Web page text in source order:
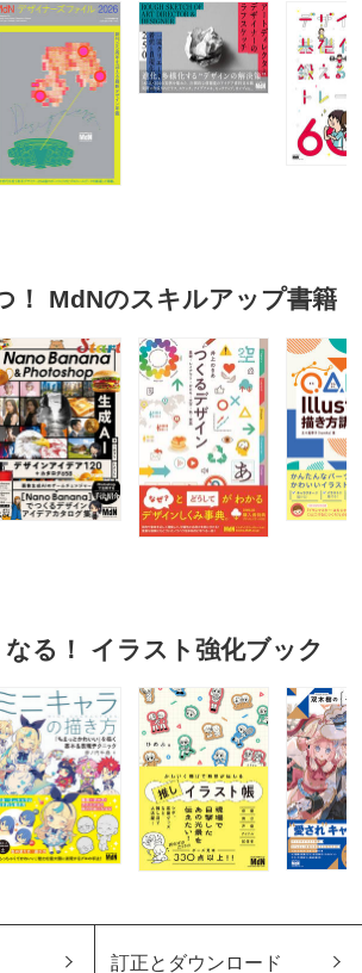
！ MdNのスキルアップ書籍
る！ イラスト強化ブック
訂正とダウンロード